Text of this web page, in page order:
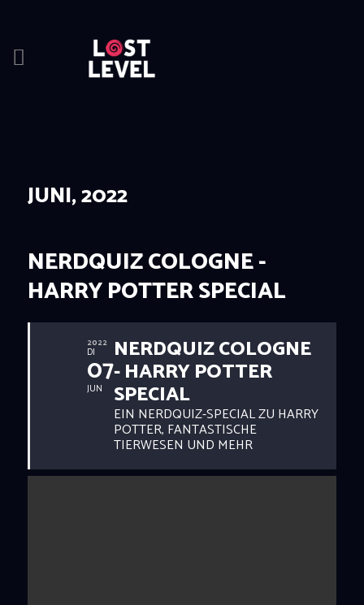
EVENTS
ABOUT
RESERVIERUNG
JUNI, 2022
NERDQUIZ COLOGNE -
HARRY POTTER SPECIAL
2022
DI
07
JUN
NERDQUIZ COLOGNE
- HARRY POTTER
SPECIAL
EIN NERDQUIZ-SPECIAL ZU HARRY
POTTER, FANTASTISCHE
TIERWESEN UND MEHR